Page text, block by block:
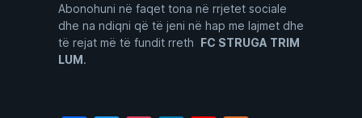
Abonohuni në faqet tona në rrjetet sociale
dhe na ndiqni që të jeni në hap me lajmet dhe
të rejat më të fundit rreth FC STRUGA TRIM
LUM.